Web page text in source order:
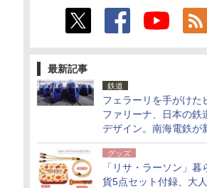
最新記事
鉄道
フェラーリを手がけた
ファリーナ、日本の鉄
デザイン。南海電鉄が
「空港特急」をなにわ
導入
グッズ
「リサ・ラーソン」暮
貨5点セット付録、大